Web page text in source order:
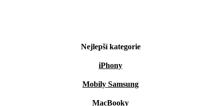
Nejlepší kategorie
iPhony
Mobily Samsung
MacBooky